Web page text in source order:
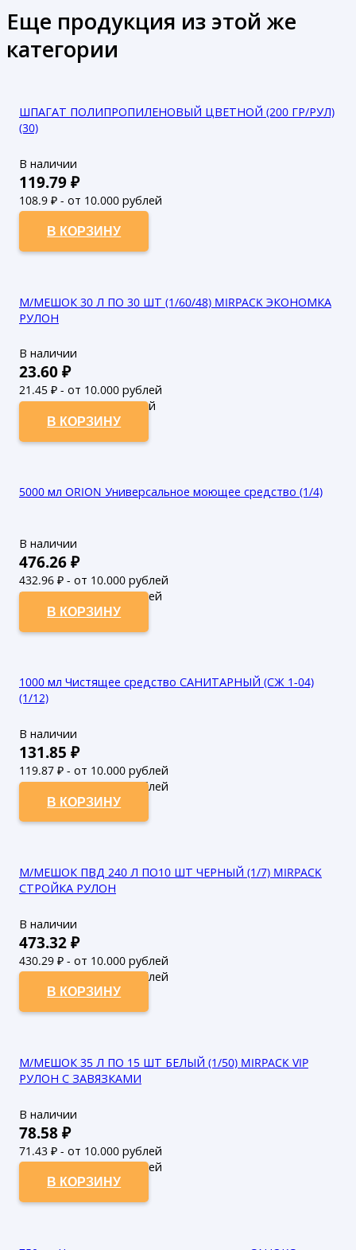
Еще продукция из этой же
категории
ШПАГАТ ПОЛИПРОПИЛЕНОВЫЙ ЦВЕТНОЙ (200 ГР/РУЛ)
(30)
В наличии
119.79₽
108.9 ₽ - от 10.000 рублей
99₽ - от 50.000 рублей
В КОРЗИНУ
М/МЕШОК 30 Л ПО 30 ШТ (1/60/48) MIRPACK ЭКОНОМКА
РУЛОН
В наличии
23.60₽
21.45 ₽ - от 10.000 рублей
19.5₽ - от 50.000 рублей
В КОРЗИНУ
5000 мл ORION Универсальное моющее средство (1/4)
В наличии
476.26₽
432.96 ₽ - от 10.000 рублей
393.6₽ - от 50.000 рублей
В КОРЗИНУ
1000 мл Чистящее средство САНИТАРНЫЙ (СЖ 1-04)
(1/12)
В наличии
131.85 ₽
119.87 ₽ - от 10.000 рублей
108.97₽ - от 50.000 рублей
В КОРЗИНУ
М/МЕШОК ПВД 240 Л ПО10 ШТ ЧЕРНЫЙ (1/7) MIRPACK
СТРОЙКА РУЛОН
В наличии
473.32₽
430.29 ₽ - от 10.000 рублей
391.17₽ - от 50.000 рублей
В КОРЗИНУ
М/МЕШОК 35 Л ПО 15 ШТ БЕЛЫЙ (1/50) MIRPACK VIP
РУЛОН С ЗАВЯЗКАМИ
В наличии
78.58₽
71.43 ₽ - от 10.000 рублей
64.94₽ - от 50.000 рублей
В КОРЗИНУ